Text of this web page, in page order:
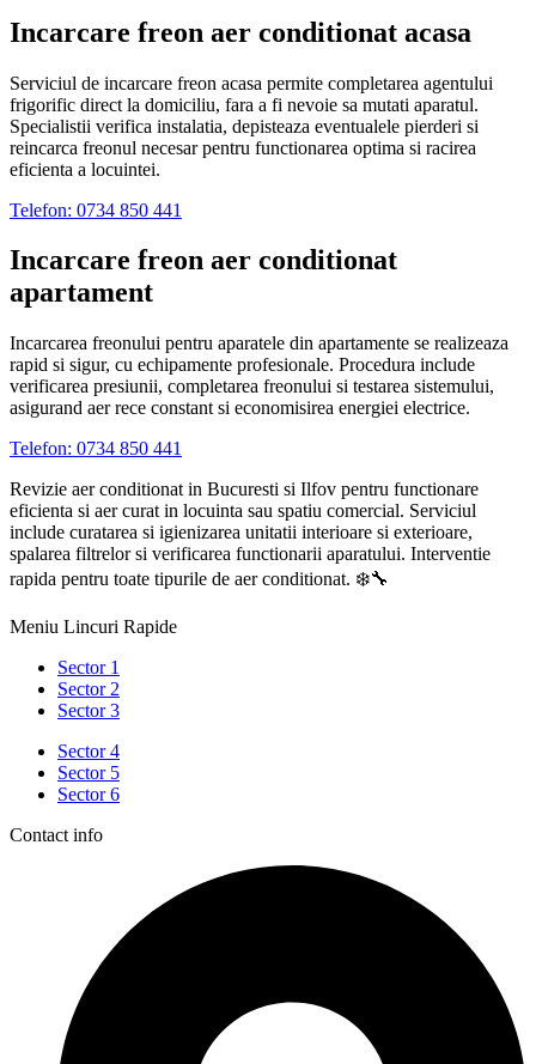
Incarcare freon aer conditionat acasa
Serviciul de incarcare freon acasa permite completarea agentului
frigorific direct la domiciliu, fara a fi nevoie sa mutati aparatul.
Specialistii verifica instalatia, depisteaza eventualele pierderi si
reincarca freonul necesar pentru functionarea optima si racirea
eficienta a locuintei.
Telefon: 0734 850 441
Incarcare freon aer conditionat
apartament
Incarcarea freonului pentru aparatele din apartamente se realizeaza
rapid si sigur, cu echipamente profesionale. Procedura include
verificarea presiunii, completarea freonului si testarea sistemului,
asigurand aer rece constant si economisirea energiei electrice.
Telefon: 0734 850 441
Revizie aer conditionat in Bucuresti si Ilfov pentru functionare
eficienta si aer curat in locuinta sau spatiu comercial. Serviciul
include curatarea si igienizarea unitatii interioare si exterioare,
spalarea filtrelor si verificarea functionarii aparatului. Interventie
rapida pentru toate tipurile de aer conditionat. ❄️🔧
Meniu Lincuri Rapide
Sector 1
Sector 2
Sector 3
Sector 4
Sector 5
Sector 6
Contact info